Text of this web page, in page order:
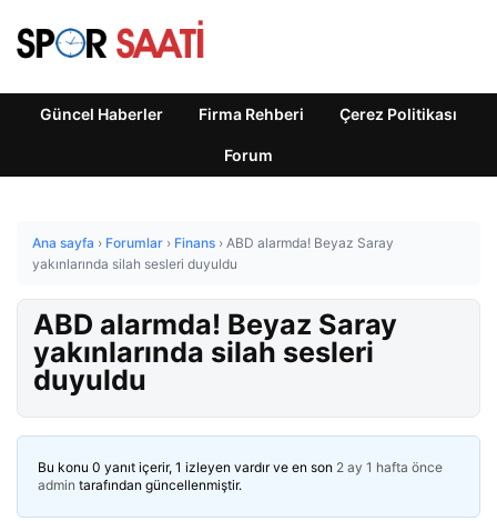
Güncel Haberler Firma Rehberi Çerez Politikası
Forum
Ana sayfa › Forumlar › Finans › ABD alarmda! Beyaz Saray
yakınlarında silah sesleri duyuldu
ABD alarmda! Beyaz Saray
yakınlarında silah sesleri
duyuldu
Bu konu 0 yanıt içerir, 1 izleyen vardır ve en son 2 ay 1 hafta önce
admin tarafından güncellenmiştir.